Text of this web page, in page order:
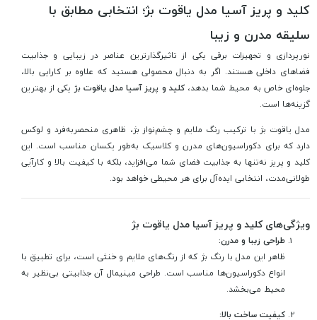
کلید و پریز آسیا مدل یاقوت بژ؛ انتخابی مطابق با
سلیقه مدرن و زیبا
نورپردازی و تجهیزات برقی یکی از تاثیرگذارترین عناصر در زیبایی و جذابیت
فضاهای داخلی هستند. اگر به دنبال محصولی هستید که علاوه بر کارایی بالا،
جلوه‌ای خاص به محیط شما بدهد، کلید و پریز آسیا مدل یاقوت بژ یکی از بهترین
گزینه‌ها است.
مدل یاقوت بژ با ترکیب رنگ ملایم و چشم‌نواز بژ، ظاهری منحصربه‌فرد و لوکس
دارد که برای دکوراسیون‌های مدرن و کلاسیک به‌طور یکسان مناسب است. این
کلید و پریز نه‌تنها به جذابیت فضای شما می‌افزاید، بلکه با کیفیت بالا و کارآیی
طولانی‌مدت، انتخابی ایده‌آل برای هر محیطی خواهد بود.
ویژگی‌های کلید و پریز آسیا مدل یاقوت بژ
طراحی زیبا و مدرن:
ظاهر این مدل با رنگ بژ که از رنگ‌های ملایم و خنثی است، برای تطبیق با
انواع دکوراسیون‌ها مناسب است. طراحی مینیمال آن جذابیتی بی‌نظیر به
محیط می‌بخشد.
کیفیت ساخت بالا: